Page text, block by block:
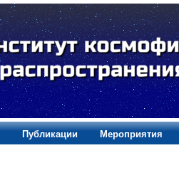
Публикации Мероприятия